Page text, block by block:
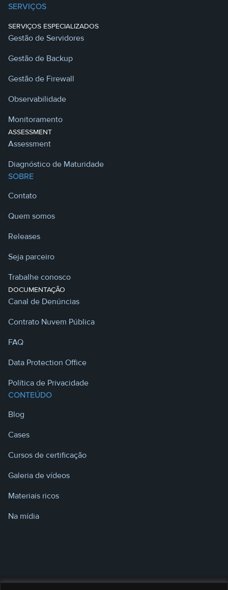
SERVIÇOS
SERVIÇOS ESPECIALIZADOS
Gestão de Servidores
Gestão de Backup
Gestão de Firewall
Observabilidade
Monitoramento
ASSESSMENT
Assessment
Diagnóstico de Maturidade
SOBRE
Contato
Quem somos
Releases
Seja parceiro
Trabalhe conosco
DOCUMENTAÇÃO
Canal de Denúncias
Contrato Nuvem Pública
FAQ
Data Protection Office
Política de Privacidade
CONTEÚDO
Blog
Cases
Cursos de certificação
Galeria de vídeos
Materiais ricos
Na mídia